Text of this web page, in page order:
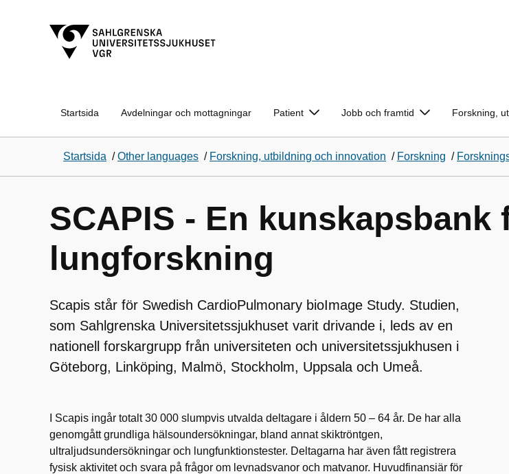
Startsida Avdelningar och mottagningar Patient Jobb och framtid Forskning,
Startsida /Other languages / Forskning, utbildning och innovation / Forskning /
SCAPIS - En kunskapsbank
lungforskning
Scapis står för Swedish CardioPulmonary bioImage Study. Studien,
som Sahlgrenska Universitetssjukhuset varit drivande i, leds av en
nationell forskargrupp från universiteten och universitetssjukhusen i
Göteborg, Linköping, Malmö, Stockholm, Uppsala och Umeå.
I Scapis ingår totalt 30 000 slumpvis utvalda deltagare i åldern 50 – 64 år. De har alla
genomgått grundliga hälsoundersökningar, bland annat skiktröntgen,
ultraljudsundersökningar och lungfunktionstester. Deltagarna har även fått registrera
fysisk aktivitet och svara på frågor om levnadsvanor och matvanor. Huvudfinansiär för